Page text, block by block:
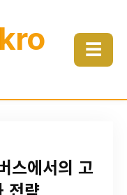
☰
스에서의 고
전략